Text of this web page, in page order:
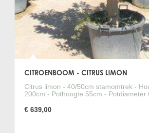
CITROENBOOM - CITRUS LIMON
Citrus limon - 40/50cm stamomtrek -
200cm - Pothoogte 55cm - Potdiameter
€ 639,00